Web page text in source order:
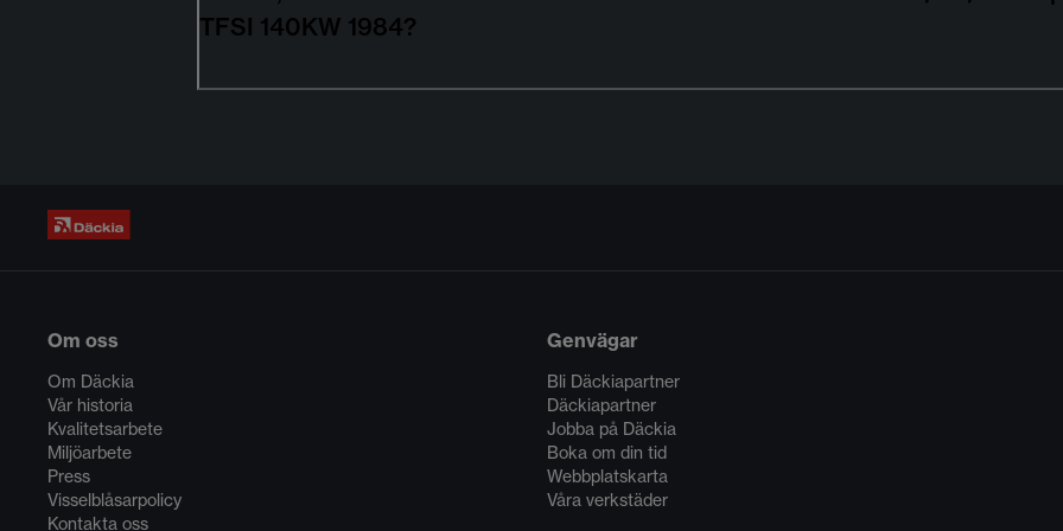
TFSI 140KW 1984?
Om oss
Om Däckia
Vår historia
Kvalitetsarbete
Miljöarbete
Press
Visselblåsarpolicy
Kontakta oss
Genvägar
Bli Däckiapartner
Däckiapartner
Jobba på Däckia
Boka om din tid
Webbplatskarta
Våra verkstäder